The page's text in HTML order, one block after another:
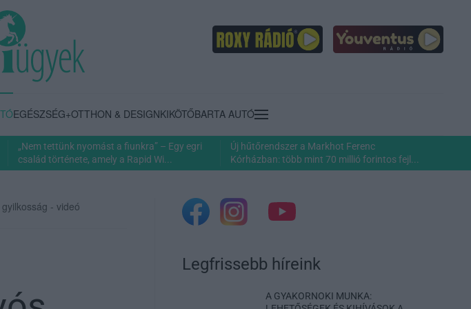
EGÉSZSÉG+OTTHON & DESIGNKIKÖTŐBARTA AUTÓ
„Nem tettünk nyomást a fiunkra” – Egy egri
család története, amely a Rapid Wi...
Új hűtőrendszer a Markhot Ferenc
Kórházban: több mint 70 millió forintos fejl...
- videó
Legfrissebb híreink
A GYAKORNOKI MUNKA: